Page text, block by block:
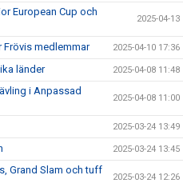
European Cup och
2025-04-13
medlemmar 2025-04-10 17:36
länder 2025-04-08 11:48
i Anpassad
2025-04-08 11:00
2025-03-24 13:49
2025-03-24 13:45
Grand Slam och tuff
2025-03-24 12:26